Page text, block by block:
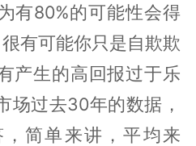
有80%的可能性会得
有可能你只是自欺欺
产生的高回报过于乐
场过去30年的数据，
简单来讲，平均来